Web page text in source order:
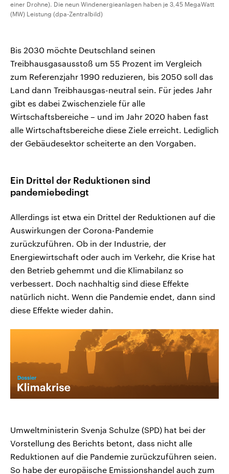
einer Drohne). Die neun Windenergieanlagen haben je 3,45 MegaWatt
(MW) Leistung (dpa-Zentralbild)
Bis 2030 möchte Deutschland seinen
Treibhausgasausstoß um 55 Prozent im Vergleich
zum Referenzjahr 1990 reduzieren, bis 2050 soll das
Land dann Treibhausgas-neutral sein. Für jedes Jahr
gibt es dabei Zwischenziele für alle
Wirtschaftsbereiche – und im Jahr 2020 haben fast
alle Wirtschaftsbereiche diese Ziele erreicht. Lediglich
der Gebäudesektor scheiterte an den Vorgaben.
Ein Drittel der Reduktionen sind
pandemiebedingt
Allerdings ist etwa ein Drittel der Reduktionen auf die
Auswirkungen der Corona-Pandemie
zurückzuführen. Ob in der Industrie, der
Energiewirtschaft oder auch im Verkehr, die Krise hat
den Betrieb gehemmt und die Klimabilanz so
verbessert. Doch nachhaltig sind diese Effekte
natürlich nicht. Wenn die Pandemie endet, dann sind
diese Effekte wieder dahin.
Umweltministerin Svenja Schulze (SPD) hat bei der
Vorstellung des Berichts betont, dass nicht alle
Reduktionen auf die Pandemie zurückzuführen seien.
So habe der europäische Emissionshandel auch zum